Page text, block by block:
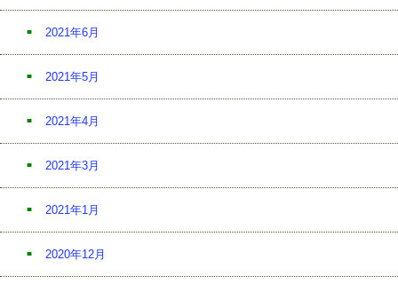
2021年6月
2021年5月
2021年4月
2021年3月
2021年1月
2020年12月